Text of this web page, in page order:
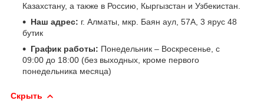
Казахстану, а также в Россию, Кыргызстан и Узбекистан.
Наш адрес: г. Алматы, мкр. Баян аул, 57А, 3 ярус 48
бутик
График работы: Понедельник – Воскресенье, с
09:00 до 18:00 (без выходных, кроме первого
понедельника месяца)
Скрыть